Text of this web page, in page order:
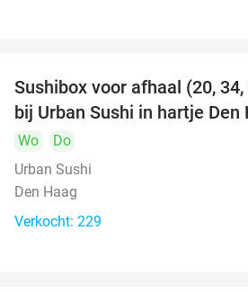
Sushibox voor afhaal (20,
bij Urban Sushi in hartje Den
Wo
Do
Urban Sushi
Den Haag
Verkocht: 229